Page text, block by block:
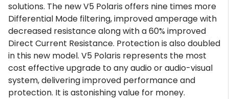
solutions. The new V5 Polaris offers nine times more
Differential Mode filtering, improved amperage with
decreased resistance along with a 60% improved
Direct Current Resistance. Protection is also doubled
in this new model. V5 Polaris represents the most
cost effective upgrade to any audio or audio-visual
system, delivering improved performance and
protection. It is astonishing value for money.